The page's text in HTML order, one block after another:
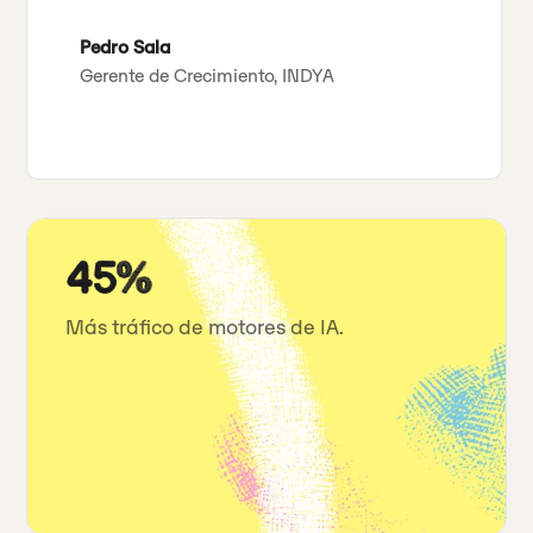
Pedro Sala
Gerente de Crecimiento, INDYA
45%
Más tráfico de motores de IA.